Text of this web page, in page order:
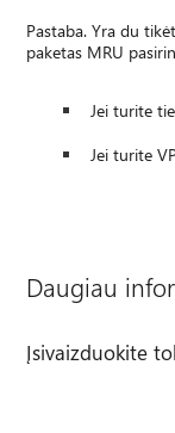
Pastaba. Yra du
paketas MRU
Jei turite
Jei turite
Daugiau
Įsivaizduokite